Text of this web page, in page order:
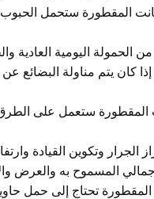
المقطورة ستحمل الحبوب
الحمولة اليومية العادية
إذا كان يتم مناولة البضائع
المقطورة ستعمل على
الجرار وتكوين القيادة
المسموح به والعرض
إلى حمل حاوية بحجم 20 قدمًا أو 40 قدمًا أو